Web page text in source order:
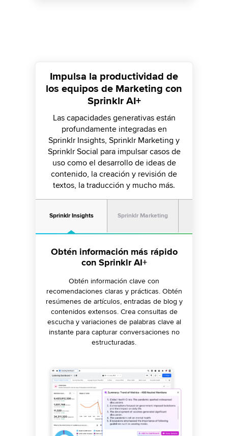
Impulsa la productividad de
los equipos de Marketing con
Sprinklr AI+
Las capacidades generativas están
profundamente integradas en
Sprinklr Insights, Sprinklr Marketing y
Sprinklr Social para impulsar casos de
uso como el desarrollo de ideas de
contenido, la creación y revisión de
textos, la traducción y mucho más.
Sprinklr Insights Sprinklr Marketing
Obtén información más rápido
con Sprinklr AI+
Obtén información clave con
recomendaciones claras y prácticas. Obtén
resúmenes de artículos, entradas de blog y
contenidos extensos. Crea consultas de
escucha y variaciones de palabras clave al
instante para capturar conversaciones no
estructuradas.
Genera ideas de campaña y
desarrolla estrategias con unos
Acelera las tareas del ciclo de vida de la
campaña mediante la generación de
resúmenes, descripciones, hashtags,
publicaciones específicas del canal y mucho
más.
Genera contenido específico de
canal en todos los formatos al
Genera contenido en todos los canales,
responde con mayor rapidez gracias a la
simplificación y modificación de las
respuestas y simplifica las revisiones de
contenido con comprobaciones de la
gramática y el tono basadas en IA.